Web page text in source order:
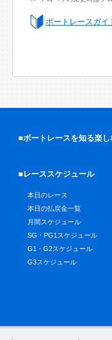
ボートレースガイ
■ボートレースを知る楽し
■レーススケジュール
本日のレース
本日の払戻金一覧
月間スケジュール
SG・PG1スケジュール
G1・G2スケジュール
G3スケジュール